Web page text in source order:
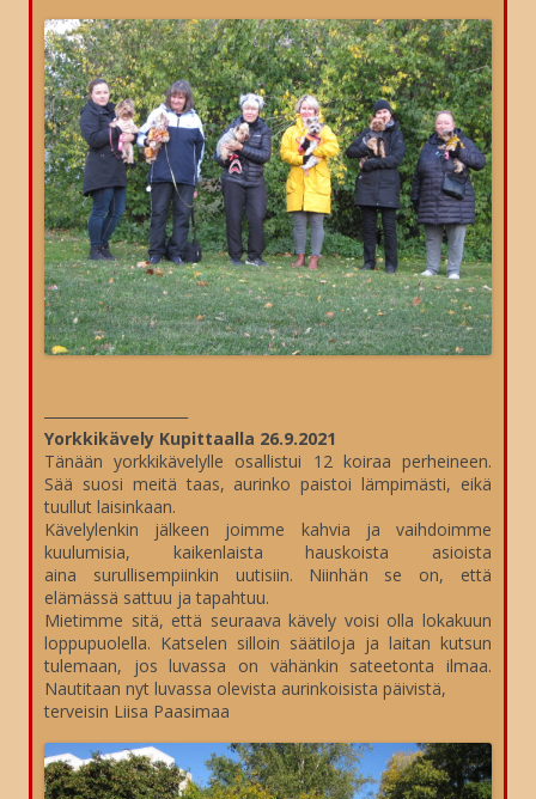
Yorkkikävely Kupittaalla 26.9.2021
Tänään yorkkikävelylle osallistui 12 koiraa perheineen.
Sää suosi meitä taas, aurinko paistoi lämpimästi, eikä
tuullut laisinkaan.
Kävelylenkin jälkeen joimme kahvia ja vaihdoimme
kuulumisia, kaikenlaista hauskoista asioista
aina surullisempiinkin uutisiin. Niinhän se on, että
elämässä sattuu ja tapahtuu.
Mietimme sitä, että seuraava kävely voisi olla lokakuun
loppupuolella. Katselen silloin säätiloja ja laitan kutsun
tulemaan, jos luvassa on vähänkin sateetonta ilmaa.
Nautitaan nyt luvassa olevista aurinkoisista päivistä,
terveisin Liisa Paasimaa